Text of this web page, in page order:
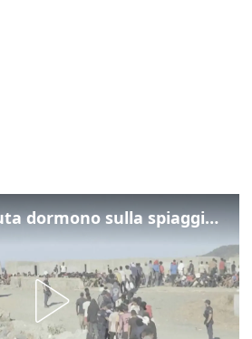
I migranti a Ceuta dormono sulla spiaggia: "Vogliamo entrare in Europa"